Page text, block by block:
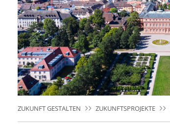
ZUKUNFT GESTALTEN ZUKUNFTSPROJEKTE